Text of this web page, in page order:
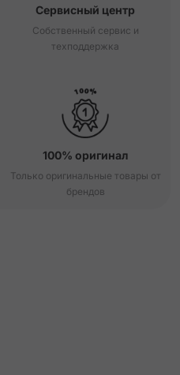
Сервисный центр
Собственный сервис и
техподдержка
100% оригинал
Только оригинальные товары от
брендов